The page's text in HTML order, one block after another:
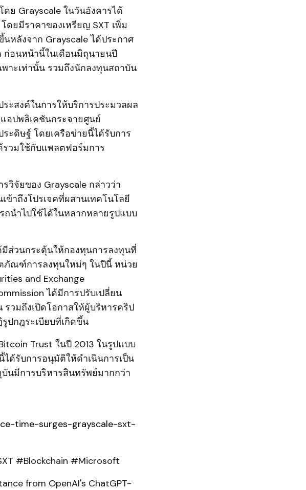
ดย Grayscale ในวันอังคารได้
ยมีราคาของเหรียญ SXT เพิ่ม
หลังจาก Grayscale ได้ประกาศ
ก่อนหน้านี้ในเดือนมิถุนายนปี
าะเท่านั้น รวมถึงนักลงทุนสถาบัน
ระสงค์ในการให้บริการประมวลผล
อปพลิเคชันกระจายศูนย์
ะดิษฐ์ โดยเครือข่ายนี้ได้รับการ
รวมใช้กับแพลตฟอร์มการ
วิจัยของ Grayscale กล่าวว่า
ข้าถึงโปรเจคที่ผสานเทคโนโลยี
ถนำไปใช้ได้ในหลากหลายรูปแบบ
มีส่วนกระตุ้นให้กองทุนการลงทุนที่
ภัณฑ์การลงทุนใหม่ๆ ในปีนี้ หน่วย
and Exchange
ได้มีการปรับเปลี่ยน
วมถึงเปิดโอกาสให้ผู้บริหารคริป
ปกฎระเบียบที่เกิดขึ้น
Trust ในปี 2013 ในรูปแบบ
ด้รับการอนุมัติให้ดำเนินการเป็น
บันมีการบริหารสินทรัพย์มากกว่า
time-surges-grayscale-sxt-
#Blockchain #Microsoft
from OpenAI's ChatGPT-